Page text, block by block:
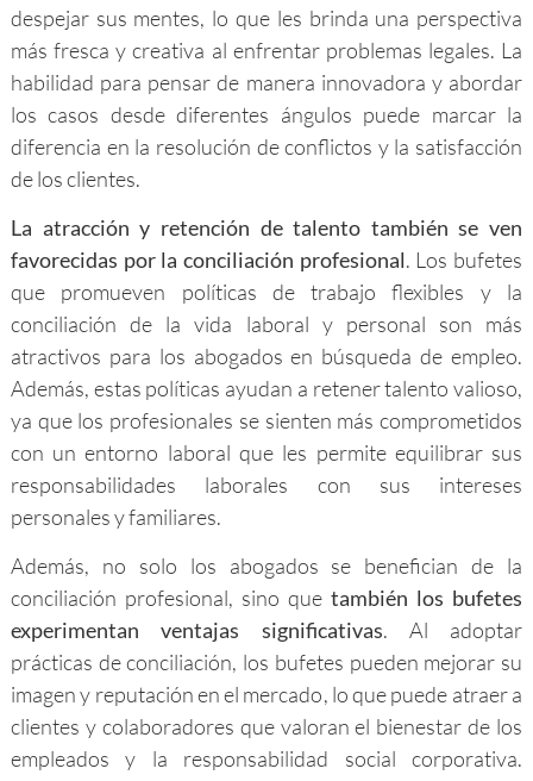
despejar sus mentes, lo que les brinda una perspectiva
más fresca y creativa al enfrentar problemas legales. La
habilidad para pensar de manera innovadora y abordar
los casos desde diferentes ángulos puede marcar la
diferencia en la resolución de conflictos y la satisfacción
de los clientes.
La atracción y retención de talento también se ven
favorecidas por la conciliación profesional. Los bufetes
que promueven políticas de trabajo flexibles y la
conciliación de la vida laboral y personal son más
atractivos para los abogados en búsqueda de empleo.
Además, estas políticas ayudan a retener talento valioso,
ya que los profesionales se sienten más comprometidos
con un entorno laboral que les permite equilibrar sus
responsabilidades laborales con sus intereses
personales y familiares.
Además, no solo los abogados se benefician de la
conciliación profesional, sino quetambién los bufetes
experimentan ventajas significativas. Al adoptar
prácticas de conciliación, los bufetes pueden mejorar su
imagen y reputación en el mercado, lo que puede atraer a
clientes y colaboradores que valoran el bienestar de los
empleados y la responsabilidad social corporativa.